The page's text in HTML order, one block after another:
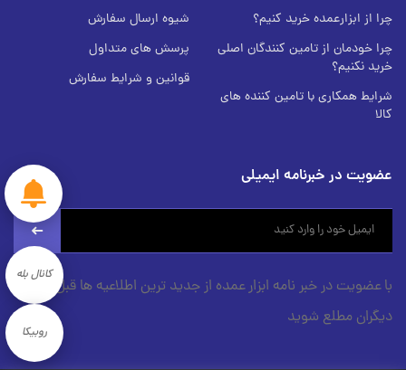
چرا از ابزارعمده خرید کنیم؟
چرا خودمان از تامین کنندگان اصلی
خرید نکنیم؟
شرایط همکاری با تامین کننده های
کالا
شیوه ارسال سفارش
پرسش های متداول
قوانین و شرایط سفارش
عضویت در خبرنامه ایمیلی
با عضویت در خبر نامه ابزار عمده از جدید ترین اطلاعیه ها قبل از
دیگران مطلع شوید
کانال بله
روبیکا